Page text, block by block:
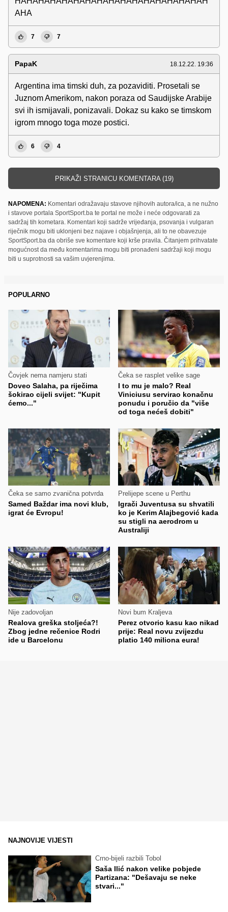
AHA
7 7
PapaK 18.12.22. 19:36
Argentina ima timski duh, za pozaviditi. Prosetali se
Juznom Amerikom, nakon poraza od Saudijske Arabije
svi ih ismijavali, ponizavali. Dokaz su kako se timskom
igrom mnogo toga moze postici.
6 4
PRIKAŽI STRANICU KOMENTARA (19)
NAPOMENA: Komentari odražavaju stavove njihovih autora/ica, a ne nužno
i stavove portala SportSport.ba te portal ne može i neće odgovarati za
sadržaj tih kometara. Komentari koji sadrže vrijeđanja, psovanja i vulgaran
riječnik mogu biti uklonjeni bez najave i objašnjenja, ali to ne obavezuje
SportSport.ba da obriše sve komentare koji krše pravila. Čitanjem prihvatate
mogućnost da među komentarima mogu biti pronađeni sadržaji koji mogu
biti u suprotnosti sa vašim uvjerenjima.
POPULARNO
Čovjek nema namjeru stati
Doveo Salaha, pa riječima
šokirao cijeli svijet: "Kupit
ćemo..."
Čeka se rasplet velike sage
I to mu je malo? Real
Viniciusu servirao konačnu
ponudu i poručio da "više
od toga nećeš dobiti"
Čeka se samo zvanična potvrda
Samed Baždar ima novi klub,
igrat će Evropu!
Prelijepe scene u Perthu
Igrači Juventusa su shvatili
ko je Kerim Alajbegović kada
su stigli na aerodrom u
Australiji
Nije zadovoljan
Realova greška stoljeća?!
Zbog jedne rečenice Rodri
ide u Barcelonu
Novi bum Kraljeva
Perez otvorio kasu kao nikad
prije: Real novu zvijezdu
platio 140 miliona eura!
NAJNOVIJE VIJESTI
Crno-bijeli razbili Tobol
Saša Ilić nakon velike pobjede
Partizana: "Dešavaju se neke
stvari..."